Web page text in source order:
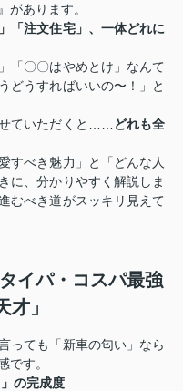
があります。
「注文住宅」、一体どれに
「〇〇はやめとけ」なんて
どうすればいいの〜！」と
ていただくと……
どれも全
すべき魅力」と「どんな人
に、分かりやすく解説しま
むべき道がスッキリ見えて
イパ・コスパ最強
」
っても「新車の匂い」なら
です。
の完成度